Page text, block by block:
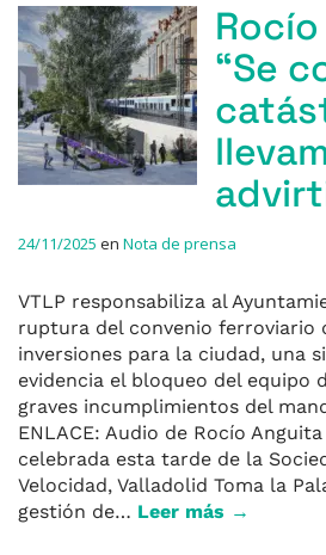
“Se
24/11/2025 en Nota de prensa
VTLP responsabiliza al
ruptura del convenio ferroviario
inversiones para la ciudad, una
evidencia el bloqueo del equipo
graves incumplimientos del
ENLACE: Audio de Rocío
celebrada esta tarde de la
Velocidad, Valladolid Toma la
gestión de… Leer más →